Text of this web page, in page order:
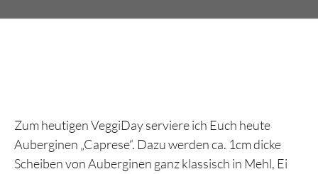
Zum heutigen VeggiDay serviere ich Euch heute
Auberginen „Caprese“. Dazu werden ca. 1cm dicke
Scheiben von Auberginen ganz klassisch in Mehl, Ei